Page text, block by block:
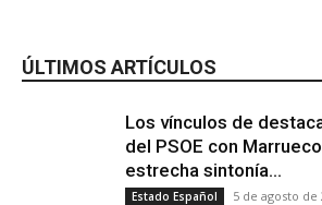
ÚLTIMOS ARTÍCULOS
Los vínculos de
del PSOE con
estrecha sintonía...
Estado Español 5 de agosto de